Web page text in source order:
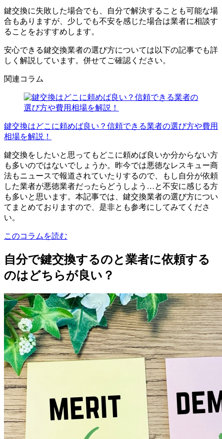
鍵交換に失敗した場合でも、自分で解決することも可能な場
合もありますが、少しでも不安を感じた場合は業者に相談す
ることをおすすめします。
安心できる鍵交換業者の選び方については以下の記事でも詳
しく解説しています。併せてご確認ください。
関連コラム
鍵交換はどこに頼めば良い？信頼できる業者の選び方や費用
相場を解説！
鍵交換をしたいと思ってもどこに頼めば良いか分からない方
も多いのではないでしょうか。昨今では悪徳なレスキュー商
法もニュースで報道されていたりするので、もし自分が依頼
した業者が悪徳業者だったらどうしよう…と不安に感じる方
も多いと思います。本記事では、鍵交換業者の選び方につい
てまとめておりますので、是非とも参考にしてみてくださ
い。
このコラムを読む
自分で鍵交換するのと業者に依頼する
のはどちらが良い？